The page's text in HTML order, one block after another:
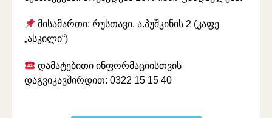
მისამართი: რუსთავი, ა.პუშკინის 2 (კაფე
„ასკილი“)
დამატებითი ინფორმაციისთვის
დაგვიკავშირდით: 0322 15 15 40